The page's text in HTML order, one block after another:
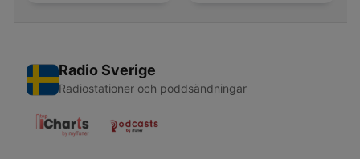
Radio Sverige
Radiostationer och poddsändningar